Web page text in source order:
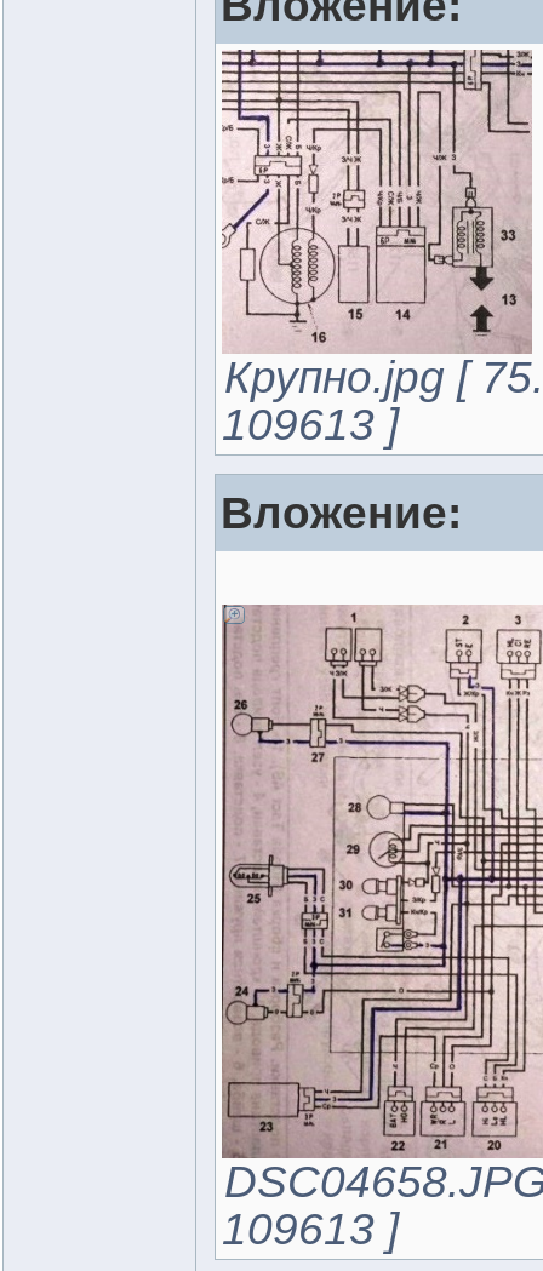
Крупно.jpg [
109613 ]
Вложение:
109613 ]